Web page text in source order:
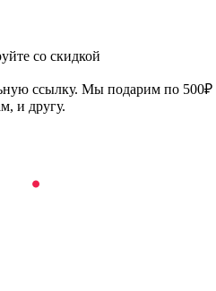
со скидкой
ссылку. Мы подарим по 500₽
и другу.